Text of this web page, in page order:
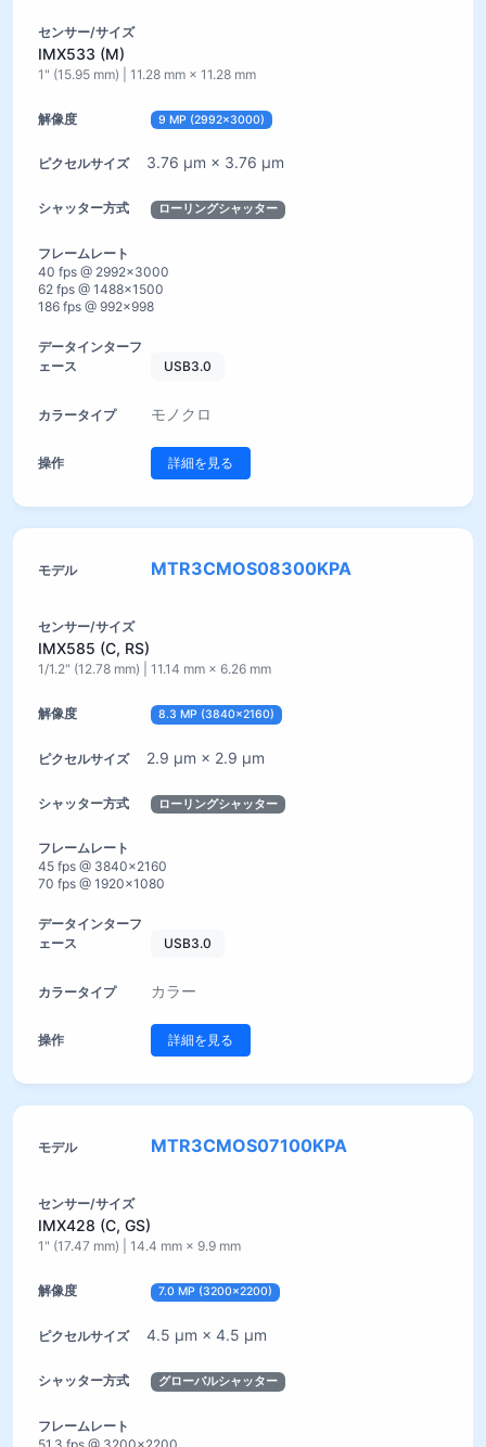
IMX533 (M)
1" (15.95 mm) | 11.28 mm × 11.28 mm
9 MP (2992×3000)
3.76 µm × 3.76 µm
ローリングシャッター
40 fps @ 2992×3000
62 fps @ 1488×1500
186 fps @ 992×998
USB3.0
モノクロ
詳細を見る
MTR3CMOS08300KPA
IMX585 (C, RS)
1/1.2" (12.78 mm) | 11.14 mm × 6.26 mm
8.3 MP (3840×2160)
2.9 µm × 2.9 µm
ローリングシャッター
45 fps @ 3840×2160
70 fps @ 1920×1080
USB3.0
カラー
詳細を見る
MTR3CMOS07100KPA
IMX428 (C, GS)
1" (17.47 mm) | 14.4 mm × 9.9 mm
7.0 MP (3200×2200)
4.5 µm × 4.5 µm
グローバルシャッター